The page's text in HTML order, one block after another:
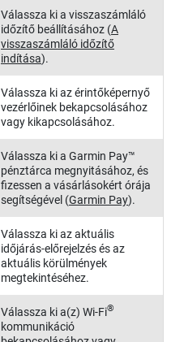
Válassza ki a visszaszámláló
időzítő beállításához (A
visszaszámláló időzítő
indítása).
Válassza ki az érintőképernyő
vezérlőinek bekapcsolásához
vagy kikapcsolásához.
Válassza ki a Garmin Pay™
pénztárca megnyitásához, és
fizessen a vásárlásokért órája
segítségével (Garmin Pay).
Válassza ki az aktuális
időjárás-előrejelzés és az
aktuális körülmények
megtekintéséhez.
Válassza ki a(z) Wi‑Fi®
kommunikáció